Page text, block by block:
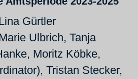
Gürtler
Ulbrich, Tanja
Moritz Köbke,
Tristan Stecker,